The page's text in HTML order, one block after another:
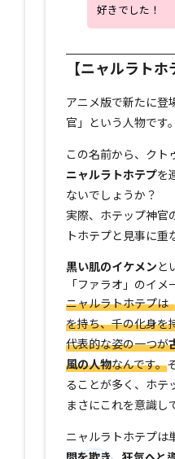
好きでした！
【ニャルラトホ
アニメ版で新たに登
官」という人物です。
この名前から、クト
ニャルラトホテプを
ないでしょうか？
実際、ホテップ神官
トホテプと見事に重
黒い肌のイケメンと
「ファラオ」のイ
ニャルラトホテプは
を持ち、千の化身を
代表的な姿の一つが
風の人物なんです。
ることが多く、ホテ
まさにこれを意識し
ニャルラトホテプは